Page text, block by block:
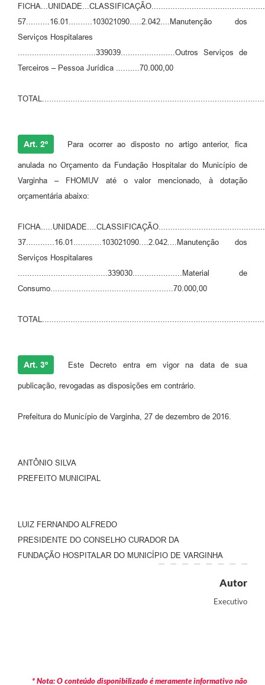
57..........16.01..........103021090.....2.042....Manutenção dos
Serviços Hospitalares
.................................339039.......................Outros Serviços de
Terceiros – Pessoa Jurídica ..........70.000,00
Art. 2º Para ocorrer ao disposto no artigo anterior, fica
anulada no Orçamento da Fundação Hospitalar do Município de
Varginha – FHOMUV até o valor mencionado, à dotação
orçamentária abaixo:
37............16.01............103021090....2.042....Manutenção dos
Serviços Hospitalares
......................................339030.....................Material de
Consumo....................................................70.000,00
Art. 3º Este Decreto entra em vigor na data de sua
publicação, revogadas as disposições em contrário.
Prefeitura do Município de Varginha, 27 de dezembro de 2016.
ANTÔNIO SILVA
PREFEITO MUNICIPAL
LUIZ FERNANDO ALFREDO
PRESIDENTE DO CONSELHO CURADOR DA
FUNDAÇÃO HOSPITALAR DO MUNICÍPIO DE VARGINHA
Autor
Executivo
* Nota: O conteúdo disponibilizado é meramente informativo não